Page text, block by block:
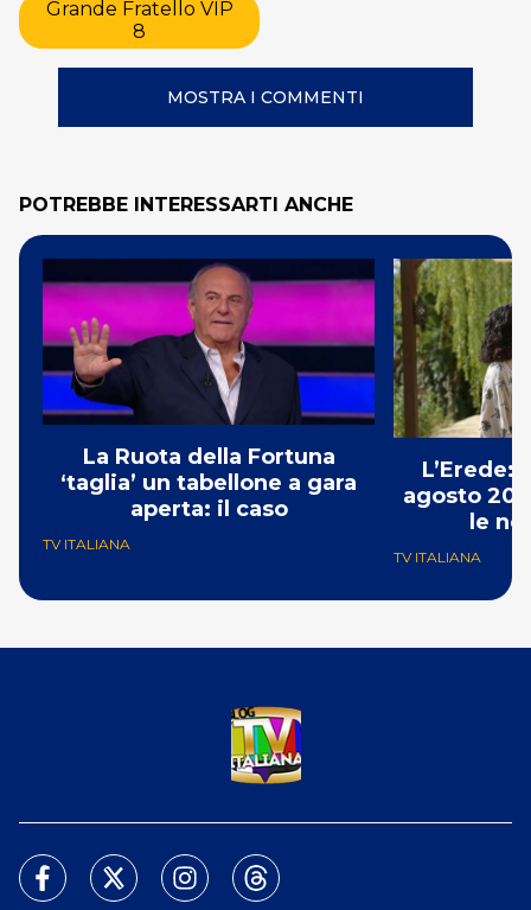
Grande Fratello VIP
8
MOSTRA I COMMENTI
POTREBBE INTERESSARTI ANCHE
La Ruota della Fortuna
‘taglia’ un tabellone a gara
aperta: il caso
TV ITALIANA
L’Erede:
agosto
le
TV ITALIANA